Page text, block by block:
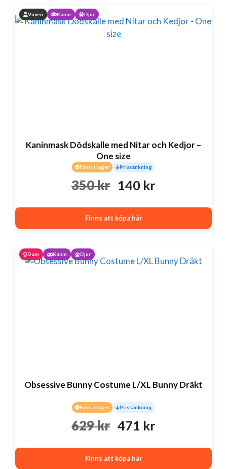
Vuxen Kanin Djur
Kaninmask Dödskalle med Nitar och Kedjor –
One size
Finns i lager Prissänkning
350kr Det
ursprungliga
priset
350 kr.
140 krDet
nuvarande
140 kr.
Finns att köpa här
Dam Kanin Djur
Obsessive Bunny Costume L/XL Bunny Dräkt
Finns i lager Prissänkning
629kr Det
ursprungliga
priset
471 krDet
nuvarande
Finns att köpa här